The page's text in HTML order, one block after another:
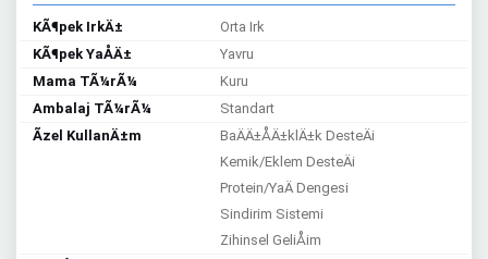
KÃ¶pek IrkÄ±
Orta Irk
KÃ¶pek YaÅÄ±
Yavru
Mama TÃ¼rÃ¼
Kuru
Ambalaj TÃ¼rÃ¼
Standart
Ãzel KullanÄ±m
BaÄÄ±ÅÄ±klÄ±k DesteÄi
Kemik/Eklem DesteÄi
Protein/YaÄ Dengesi
Sindirim Sistemi
Zihinsel GeliÅim